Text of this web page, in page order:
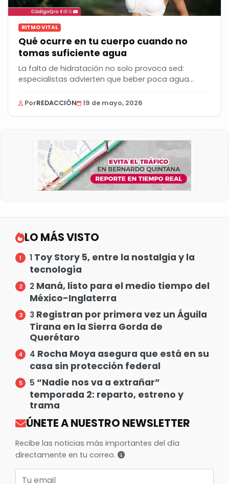
RITMO VITAL
Qué ocurre en tu cuerpo cuando no
tomas suficiente agua
La falta de hidratación no solo provoca sed:
especialistas advierten que beber poca agua
PorREDACCIÓN 19 de mayo, 2026
LO MÁS VISTO
1 Toy Story 5, entre la nostalgia y la
tecnología
2 Maná, listo para el medio tiempo del
México-Inglaterra
3 Registran por primera vez un Águila
Tirana en la Sierra Gorda de
Querétaro
4 Rocha Moya asegura que está en su
casa sin protección federal
5 “Nadie nos va a extrañar”
temporada 2: reparto, estreno y
trama
ÚNETE A NUESTRO NEWSLETTER
Recibe las noticias más importantes del día
directamente en tu correo.